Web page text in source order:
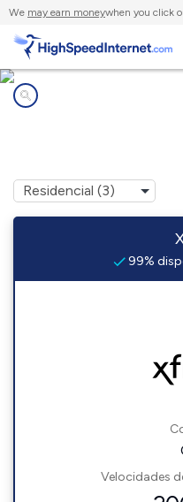
We may earn moneywhen you click
99%
Velocidades